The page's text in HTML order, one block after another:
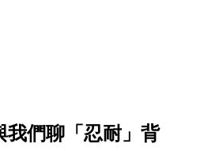
我們聊「忍耐」背